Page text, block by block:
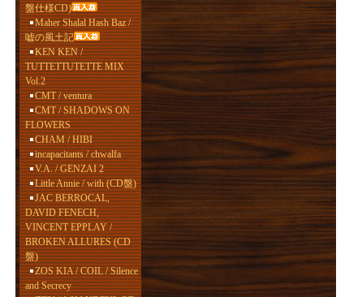
盤仕様CD)
Maher Shalal Hash Baz /
嘘の風土記
KEN KEN /
TUTTETTUTETTE MIX
Vol.2
CMT / ventura
CMT / SHADOWS ON
FLOWERS
CHAM / HIBI
incapacitants / chwalfa
V.A. / GENZAI 2
Little Annie / with (CD盤)
JAC BERROCAL,
DAVID FENECH,
VINCENT EPPLAY /
BROKEN ALLURES (CD
盤)
ZOS KIA / COIL / Silence
and Secrecy